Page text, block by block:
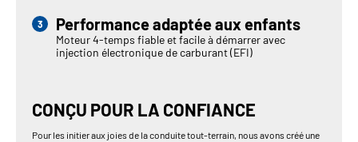
Performance adaptée aux enfants
Moteur 4-temps fiable et facile à démarrer avec
injection électronique de carburant (EFI)
CONÇU POUR LA CONFIANCE
Pour les initier aux joies de la conduite tout-terrain, nous avons créé une